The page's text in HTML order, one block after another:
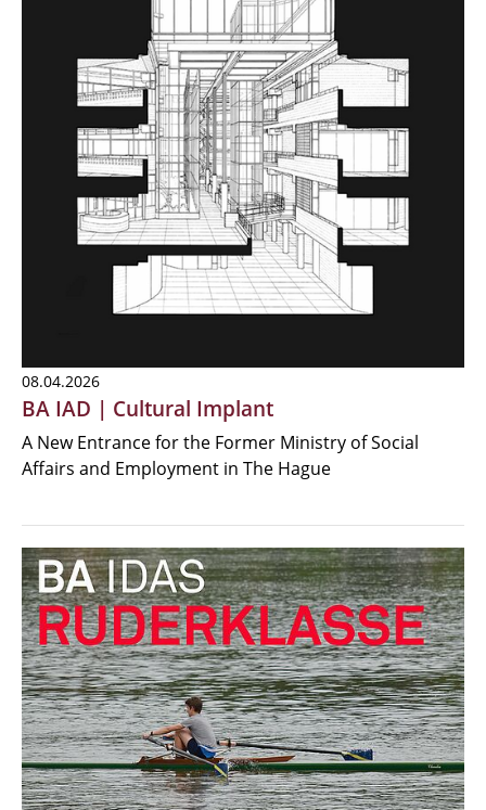
08.04.2026
BA IAD | Cultural Implant
A New Entrance for the Former Ministry of Social
Affairs and Employment in The Hague